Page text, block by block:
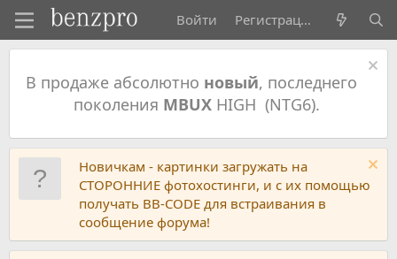
Войти Регистрация
В продаже абсолютно новый, последнего
поколения MBUXHIGH (NTG6).
Новичкам - картинки загружать на
СТОРОННИЕ фотохостинги, и с их помощью
получать BB-CODE для встраивания в
сообщение форума!